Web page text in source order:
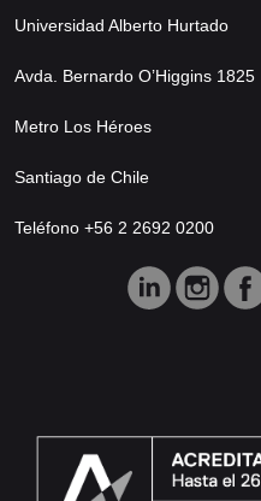
Universidad Alberto Hurtado
Avda. Bernardo O’Higgins 1825
Metro Los Héroes
Santiago de Chile
Teléfono +56 2 2692 0200